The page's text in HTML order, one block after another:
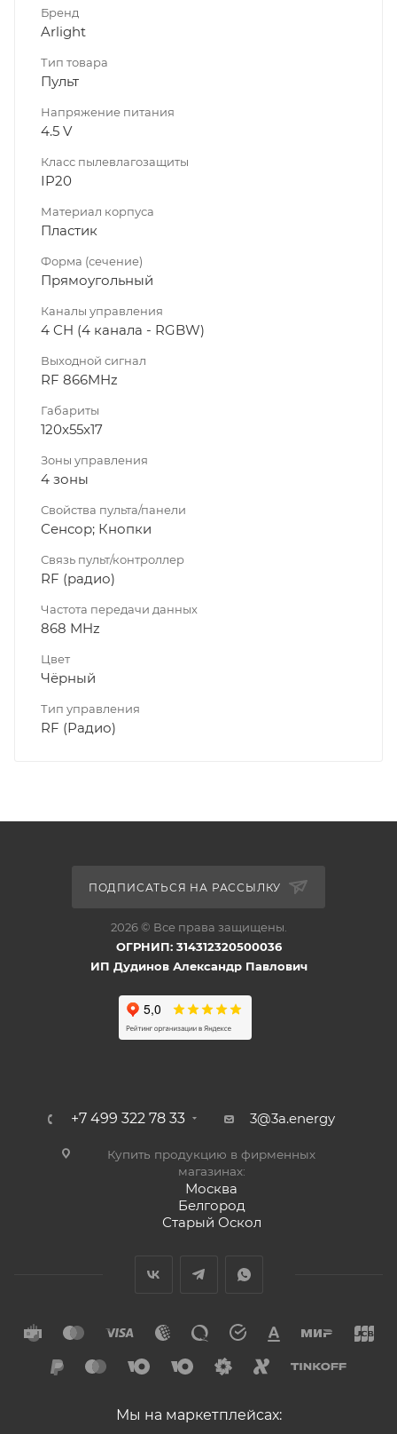
Бренд
Arlight
Тип товара
Пульт
Напряжение питания
4.5 V
Класс пылевлагозащиты
IP20
Материал корпуса
Пластик
Форма (сечение)
Прямоугольный
Каналы управления
4 CH (4 канала - RGBW)
Выходной сигнал
RF 866MHz
Габариты
120x55x17
Зоны управления
4 зоны
Свойства пульта/панели
Сенсор; Кнопки
Связь пульт/контроллер
RF (радио)
Частота передачи данных
868 MHz
Цвет
Чёрный
Тип управления
RF (Радио)
ПОДПИСАТЬСЯ НА РАССЫЛКУ
2026 © Все права защищены.
ОГРНИП: 314312320500036
ИП Дудинов Александр Павлович
+7 499 322 78 33 3@3a.energy
Купить продукцию в фирменных
магазинах:
Москва
Белгород
Старый Оскол
Мы на маркетплейсах: